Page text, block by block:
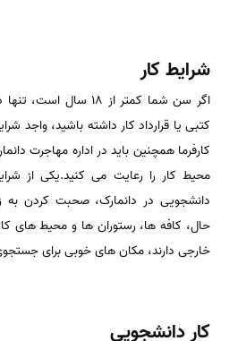
شرایط کار
اگر سن شما کمتر از ۱۸
کتبی یا قرارداد کار داشته باشید، واجد
کارفرما همچنین باید در اداره مهاجرت
محیط کار را رعایت می کنید.یکی از
دانشجویی در دانمارک، صحبت کردن به
حال، کافه ها، رستوران ها و محیط های
خارجی دارند، مکان های خوبی برای
کار دانشجویی